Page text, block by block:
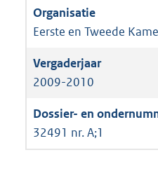
Eerste en Tweede
2009-2010
32491 nr. A;1